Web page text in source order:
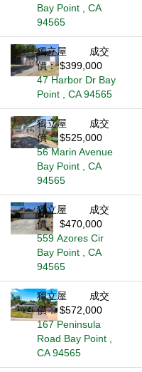
Bay Point , CA
94565
獨立屋
成交
價： $399,000
47 Harbor Dr Bay
Point , CA 94565
獨立屋
成交
價： $525,000
56 Marin Avenue
Bay Point , CA
94565
獨立屋
成交
價： $470,000
559 Azores Cir
Bay Point , CA
94565
獨立屋
成交
價： $572,000
167 Peninsula
Road Bay Point ,
CA 94565